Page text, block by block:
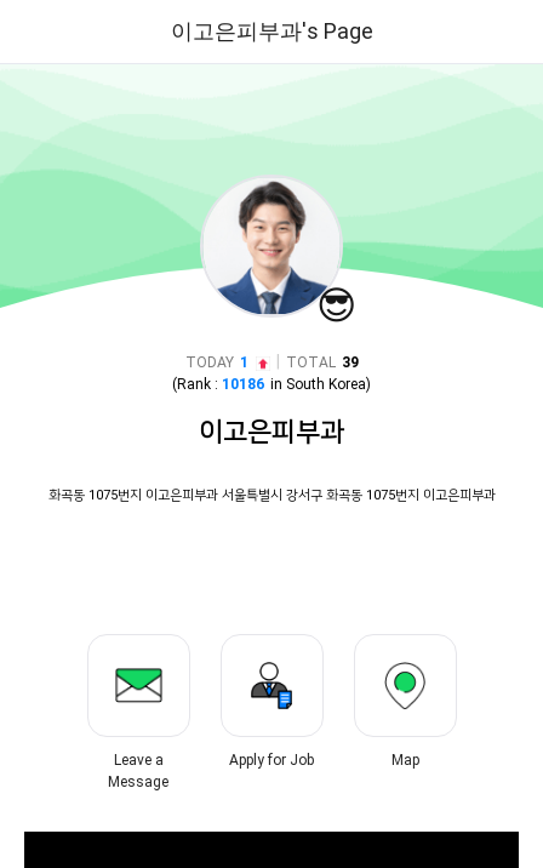
이고은피부과's Page
😎
TODAY 1 TOTAL 39
(Rank : 10186 in South Korea)
이고은피부과
화곡동 1075번지 이고은피부과 서울특별시 강서구 화곡동 1075번지 이고은피부과
Leave a
Message
Apply for Job Map